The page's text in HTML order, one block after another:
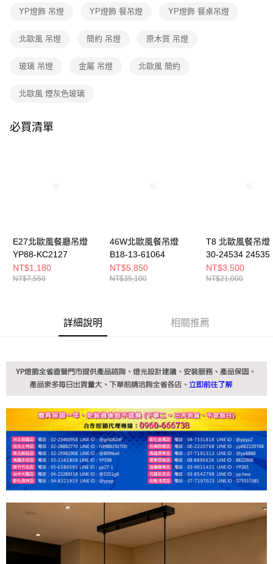
１．於結帳方式選擇「AFTEE先享後付」後，將跳轉至「AFTEE先享後付」
２．訂單成立數日內，您將收到繳費通知簡訊。
３．收到繳費通知簡訊後14天內，點擊此簡訊中的連結，可透過四大超商／
※ 請注意：結帳手續完成當下不需立刻繳費，但若您需要取消訂單，請聯絡
後付繳納相關費用。
※ 交易是否成功請以「AFTEE先享後付 」之結帳頁面顯示為準，若有關於
客戶支援中心」
４．使用「AFTEE先享後付」時，將依據個別帳號之用戶狀況，依本公司即
時審查核予不同之上限額度；若仍有額度不足之情形，本公司將視審查結果
請求用戶進行身份認證。
５．嚴禁一人註冊多個帳號或使用他人資訊註冊。若發現惡意使用之情形，
YP燈飾 吊燈 YP燈飾 餐吊燈 YP燈飾 餐桌吊燈
北歐風 吊燈 簡約 吊燈 原木質 吊燈
玻璃 吊燈 金屬 吊燈 北歐風 簡約
北歐風 煙灰色玻璃
必買清單
E27北歐風餐廳吊燈
YP88-KC2127
NT$1,180
NT$7,550
46W北歐風餐吊燈
B18-13-61064
NT$5,850
NT$35,100
T8 北歐風餐吊燈
30-24534 24535
NT$3,500
NT$21,000
詳細說明 相關推薦